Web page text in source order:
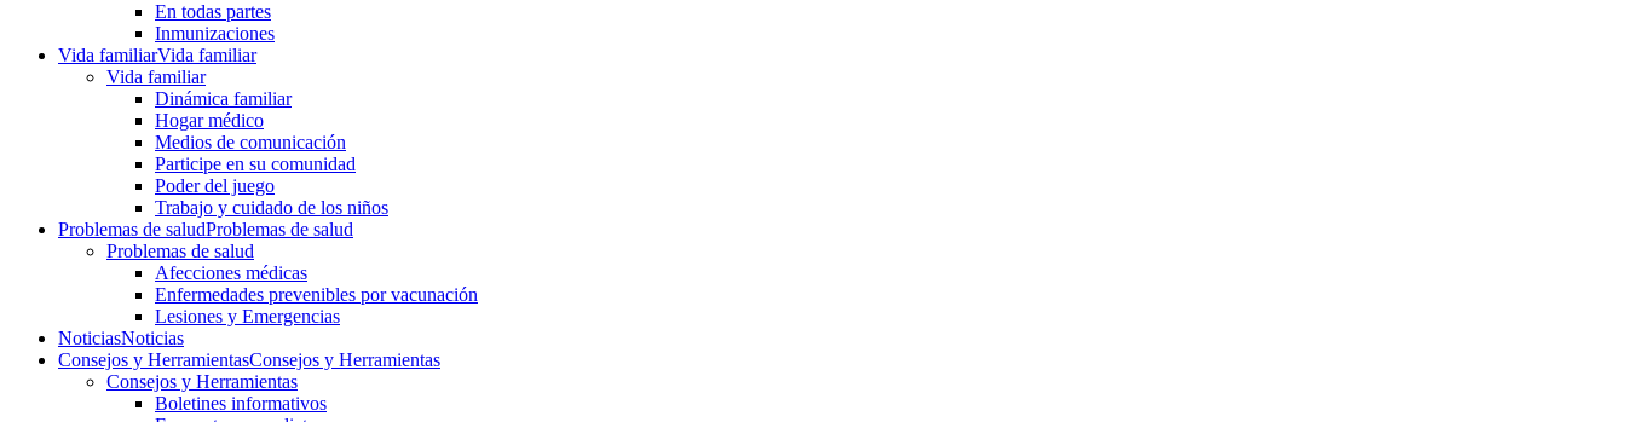
En todas partes
Inmunizaciones
Vida familiarVida familiar
Vida familiar
Dinámica familiar
Hogar médico
Medios de comunicación
Participe en su comunidad
Poder del juego
Trabajo y cuidado de los niños
Problemas de saludProblemas de salud
Problemas de salud
Afecciones médicas
Enfermedades prevenibles por vacunación
Lesiones y Emergencias
NoticiasNoticias
Consejos y HerramientasConsejos y Herramientas
Consejos y Herramientas
Boletines informativos